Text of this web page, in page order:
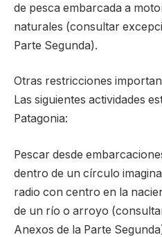
de pesca embarcada a
naturales (consultar
Parte Segunda).
Otras restricciones
Las siguientes actividades
Patagonia:
Pescar desde
dentro de un círculo
radio con centro en la
de un río o arroyo
Anexos de la Parte